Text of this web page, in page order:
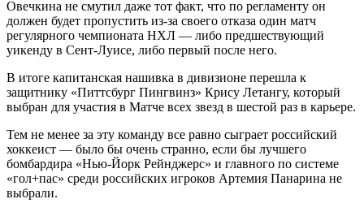
Овечкина не смутил даже тот факт, что по регламенту он
должен будет пропустить из-за своего отказа один матч
регулярного чемпионата НХЛ — либо предшествующий
уикенду в Сент-Луисе, либо первый после него.
В итоге капитанская нашивка в дивизионе перешла к
защитнику «Питтсбург Пингвинз» Крису Летангу, который
выбран для участия в Матче всех звезд в шестой раз в карьере.
Тем не менее за эту команду все равно сыграет российский
хоккеист — было бы очень странно, если бы лучшего
бомбардира «Нью-Йорк Рейнджерс» и главного по системе
«гол+пас» среди российских игроков Артемия Панарина не
выбрали.